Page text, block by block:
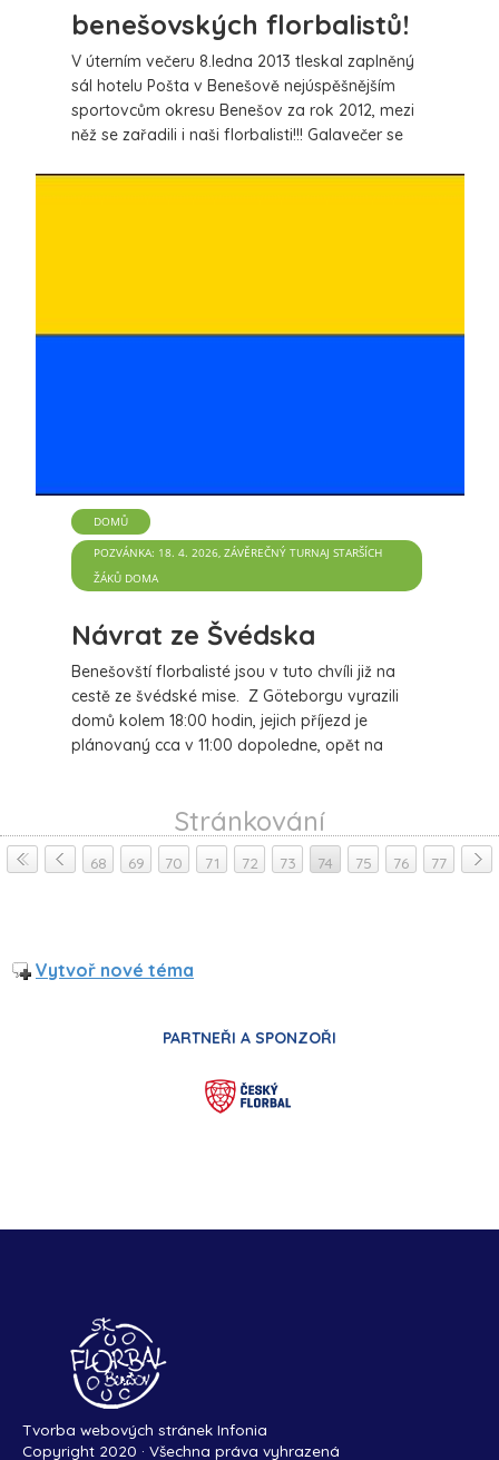
benešovských florbalistů!
V úterním večeru 8.ledna 2013 tleskal zaplněný
sál hotelu Pošta v Benešově nejúspěšnějším
sportovcům okresu Benešov za rok 2012, mezi
něž se zařadili i naši florbalisti!!! Galavečer se
dokreslily výborné výkony zpěváka Mariana
Návrat ze Švédska
Benešovští florbalisté jsou v tuto chvíli již na
cestě ze švédské mise. Z Göteborgu vyrazili
domů kolem 18:00 hodin, jejich příjezd je
plánovaný cca v 11:00 dopoledne, opět na
DOMŮ
POZVÁNKA: 18. 4. 2026, ZÁVĚREČNÝ TURNAJ STARŠÍCH
ŽÁKŮ DOMA
Stránkování
68 69 70 71 72 73 74 75 76 77
Vytvoř nové téma
PARTNEŘI A SPONZOŘI
Tvorba webových stránek Infonia
Copyright 2020 · Všechna práva vyhrazená